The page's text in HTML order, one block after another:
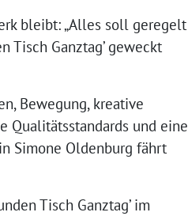
bleibt: „Alles soll geregelt
Tisch Ganztag’ geweckt
Bewegung, kreative
Qualitätsstandards und eine
Simone Oldenburg fährt
Tisch Ganztag’ im